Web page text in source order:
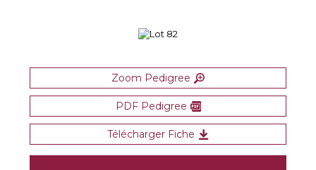
Zoom Pedigree
PDF Pedigree
Télécharger Fiche